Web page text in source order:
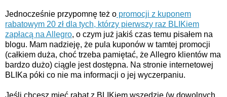
Jednocześnie przypomnę też o promocji z kuponem
rabatowym 20 zł dla tych, którzy pierwszy raz BLIKiem
zapłacą na Allegro, o czym już jakiś czas temu pisałem na
blogu. Mam nadzieję, że pula kuponów w tamtej promocji
(całkiem duża, choć trzeba pamiętać, że Allegro klientów ma
bardzo dużo) ciągle jest dostępna. Na stronie internetowej
BLIKa póki co nie ma informacji o jej wyczerpaniu.
Jeśli chcesz mieć rabat z BLIKiem wszędzie (w dowolnych